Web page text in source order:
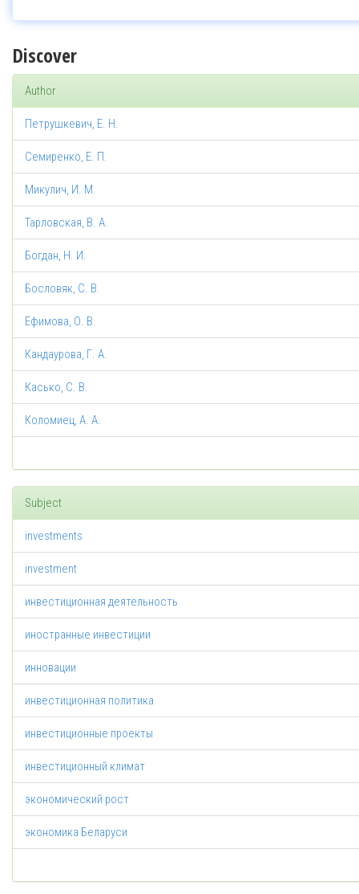
Discover
Author
Петрушкевич, Е. Н.
Семиренко, Е. П.
Микулич, И. М.
Тарловская, В. А.
Богдан, Н. И.
Бословяк, С. В.
Ефимова, О. В.
Кандаурова, Г. А.
Касько, С. В.
Коломиец, А. А.
Subject
investments
investment
инвестиционная деятельность
иностранные инвестиции
инновации
инвестиционная политика
инвестиционные проекты
инвестиционный климат
экономический рост
экономика Беларуси